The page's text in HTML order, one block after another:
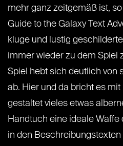
mehr ganz zeitgemäß ist,
Guide to the Galaxy Text
kluge und lustig
immer wieder zu dem Spiel
Spiel hebt sich deutlich von
ab. Hier und da bricht es mit
gestaltet vieles etwas
Handtuch eine ideale
in den